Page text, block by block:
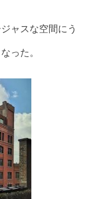
ャスな空間にう
った。